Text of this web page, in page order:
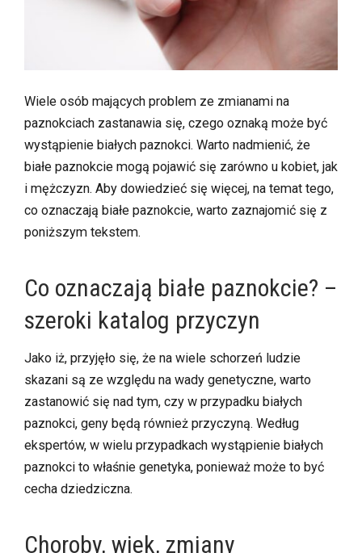
Wiele osób mających problem ze zmianami na
paznokciach zastanawia się, czego oznaką może być
wystąpienie białych paznokci. Warto nadmienić, że
białe paznokcie mogą pojawić się zarówno u kobiet, jak
i mężczyzn. Aby dowiedzieć się więcej, na temat tego,
co oznaczają białe paznokcie, warto zaznajomić się z
poniższym tekstem.
Co oznaczają białe paznokcie? –
szeroki katalog przyczyn
Jako iż, przyjęło się, że na wiele schorzeń ludzie
skazani są ze względu na wady genetyczne, warto
zastanowić się nad tym, czy w przypadku białych
paznokci, geny będą również przyczyną. Według
ekspertów, w wielu przypadkach wystąpienie białych
paznokci to właśnie genetyka, ponieważ może to być
cecha dziedziczna.
Choroby, wiek, zmiany